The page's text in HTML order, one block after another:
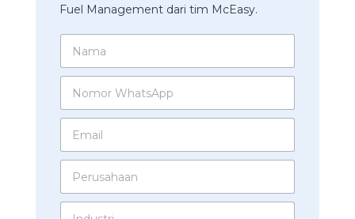
Fuel Management dari tim McEasy.
N
m
N
m
W
t
E
a
*
P
r
I